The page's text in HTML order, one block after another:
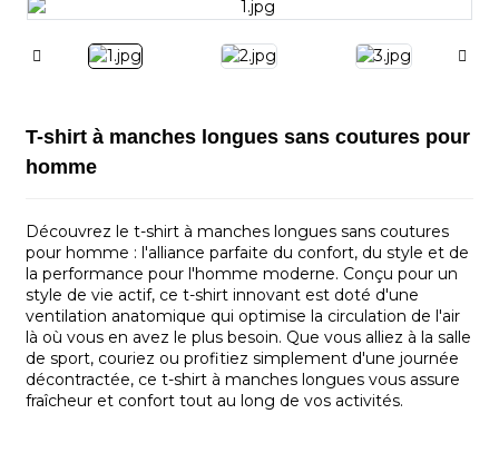
T-shirt à manches longues sans coutures pour
homme
Découvrez le t-shirt à manches longues sans coutures
pour homme : l'alliance parfaite du confort, du style et de
la performance pour l'homme moderne. Conçu pour un
style de vie actif, ce t-shirt innovant est doté d'une
ventilation anatomique qui optimise la circulation de l'air
là où vous en avez le plus besoin. Que vous alliez à la salle
de sport, couriez ou profitiez simplement d'une journée
décontractée, ce t-shirt à manches longues vous assure
fraîcheur et confort tout au long de vos activités.